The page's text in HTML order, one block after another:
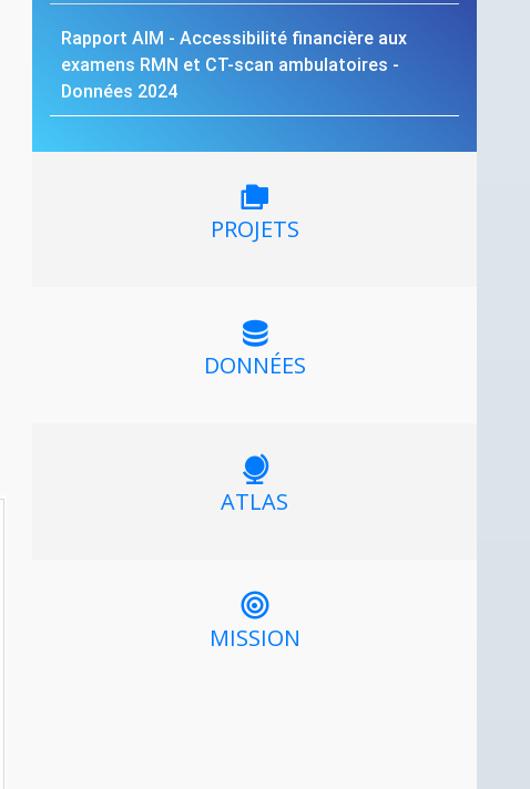
Rapport AIM - Accessibilité financière aux
examens RMN et CT-scan ambulatoires -
Données 2024
PROJETS
DONNÉES
ATLAS
MISSION